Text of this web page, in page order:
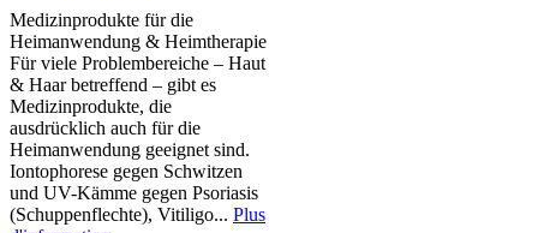
Medizinprodukte für die
Heimanwendung & Heimtherapie
Für viele Problembereiche – Haut
& Haar betreffend – gibt es
Medizinprodukte, die
ausdrücklich auch für die
Heimanwendung geeignet sind.
Iontophorese gegen Schwitzen
und UV-Kämme gegen Psoriasis
(Schuppenflechte), Vitiligo... Plus